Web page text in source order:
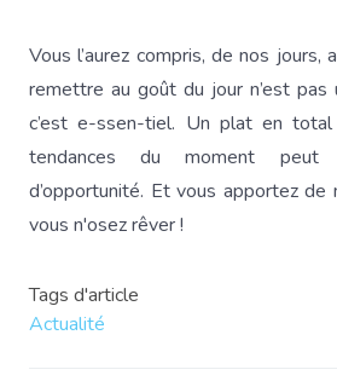
Vous l’aurez compris, de nos
remettre au goût du jour n’est
c’est e-ssen-tiel. Un plat en total
tendances du moment
d’opportunité. Et vous apportez de
vous n'osez rêver !
Tags d'article
Actualité